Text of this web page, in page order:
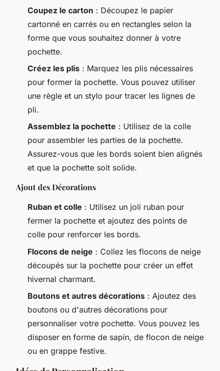
Coupez le carton : Découpez le papier
cartonné en carrés ou en rectangles selon la
forme que vous souhaitez donner à votre
pochette.
Créez les plis : Marquez les plis nécessaires
pour former la pochette. Vous pouvez utiliser
une règle et un stylo pour tracer les lignes de
pli.
Assemblez la pochette : Utilisez de la colle
pour assembler les parties de la pochette.
Assurez-vous que les bords soient bien alignés
et que la pochette soit solide.
Ajout des Décorations
Ruban et colle : Utilisez un joli ruban pour
fermer la pochette et ajoutez des points de
colle pour renforcer les bords.
Flocons de neige : Collez les flocons de neige
découpés sur la pochette pour créer un effet
hivernal charmant.
Boutons et autres décorations : Ajoutez des
boutons ou d'autres décorations pour
personnaliser votre pochette. Vous pouvez les
disposer en forme de sapin, de flocon de neige
ou en grappe festive.